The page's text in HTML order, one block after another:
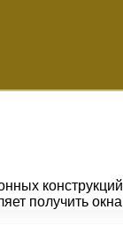
получить